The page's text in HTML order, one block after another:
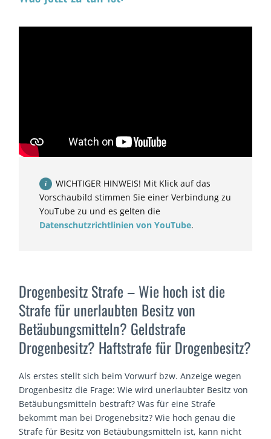
WICHTIGER HINWEIS! Mit Klick auf das
Vorschaubild stimmen Sie einer Verbindung zu
YouTube zu und es gelten die
Datenschutzrichtlinien von YouTube.
Drogenbesitz Strafe – Wie hoch ist die
Strafe für unerlaubten Besitz von
Betäubungsmitteln? Geldstrafe
Drogenbesitz? Haftstrafe für Drogenbesitz?
Als erstes stellt sich beim Vorwurf bzw. Anzeige wegen
Drogenbesitz die Frage: Wie wird unerlaubter Besitz von
Betäubungsmitteln bestraft? Was für eine Strafe
bekommt man bei Drogenebsitz? Wie hoch genau die
Strafe für Besitz von Betäubungsmitteln ist, kann nicht